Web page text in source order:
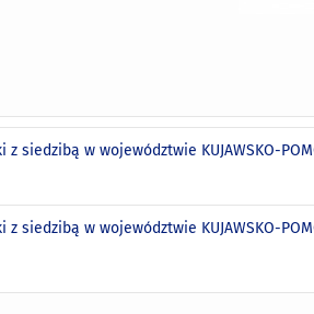
w województwie KUJAWSKO-
w województwie KUJAWSKO-